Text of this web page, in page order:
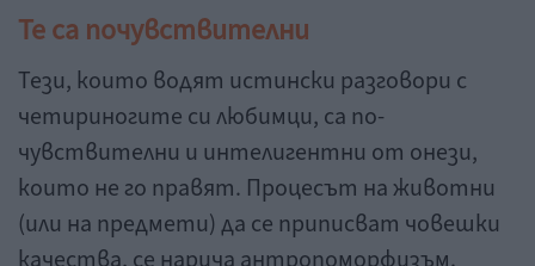
Те са почувствителни
Тези, които водят истински разговори с
четириногите си любимци, са по-
чувствителни и интелигентни от онези,
които не го правят. Процесът на животни
(или на предмети) да се приписват човешки